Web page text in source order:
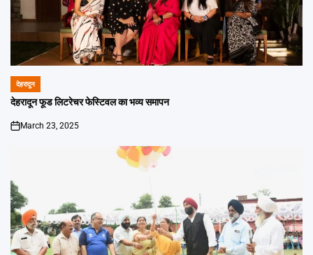
POSTED
IN
देहरादून
देहरादून फूड लिटरेचर फेस्टिवल का भव्य समापन
on
March 23, 2025